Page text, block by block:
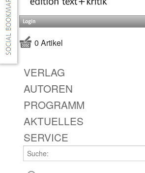
Login
0 Artikel
VERLAG
AUTOREN
PROGRAMM
AKTUELLES
SERVICE